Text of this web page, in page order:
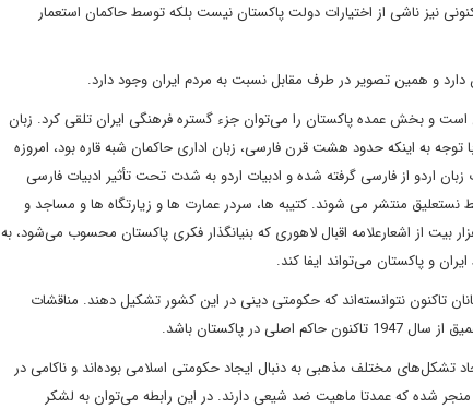
نیز ناشی از اختیارات دولت پاکستان نیست بلکه توسط حاکمان استعمار
دارد و همین تصویر در طرف مقابل نسبت به مردم ایران وجود دارد.
بخش عمده پاکستان را می‌توان جزء گستره فرهنگی ایران تلقی کرد. زبان
به اینکه حدود هشت قرن فارسی، زبان اداری حاکمان شبه قاره بود، امروزه
اردو، کلمات فارسی فراوانی وجود دارد. حدود 60 درصد لغات زبان اردو از فارسی گرفته شده و ادبیات اردو به شدت تحت تأثیر ادبیات فارسی
منتشر می شوند. کتیبه ها، سردر عمارت ها و زیارتگاه ها و مساجد و
از اشعارعلامه اقبال لاهوری که بنیانگذار فکری پاکستان محسوب می‌شود، به
و پاکستان می‌تواند ایفا کند.
تاکنون نتوانسته‌اند که حکومتی دینی در این کشور تشکیل دهند. مناقشات
پاکستان باشد.
مختلف مذهبی به دنبال ایجاد حکومتی اسلامی بوده‌اند و ناکامی در
شده که عمدتا ماهیت ضد شیعی دارند. در این رابطه می‌توان به لشکر